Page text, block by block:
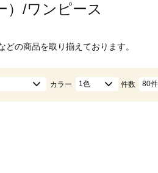
）/ワンピース
どの商品を取り揃えております。
カラー 1色 件数 80件